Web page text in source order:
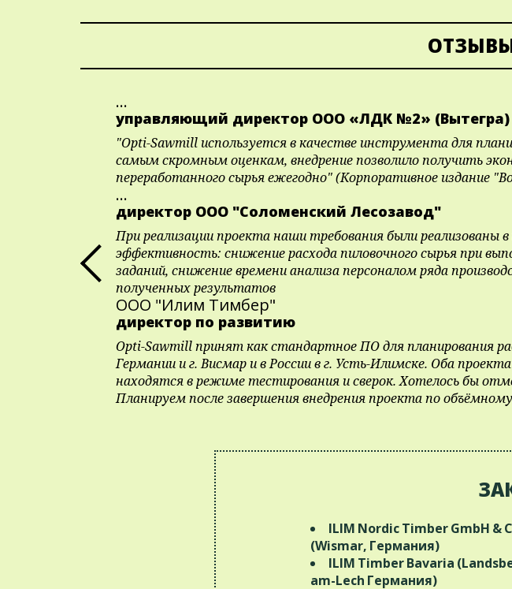
...
управляющий директор ООО «ЛДК №2» (Вытегра)
"Opti-Sawmill используется в качестве инструмента для
самым скромным оценкам, внедрение позволило получить
переработанного сырья ежегодно" (Корпоративное издание
...
директор ООО "Соломенский Лесозавод"
При реализации проекта наши требования были
эффективность: снижение расхода пиловочного сырья при
заданий, снижение времени анализа персоналом ряда
полученных результатов
ООО "Илим Тимбер"
директор по развитию
Opti-Sawmill принят как стандартное ПО для планирования
Германии и г. Висмар и в России в г. Усть-Илимске. Оба
находятся в режиме тестирования и сверок. Хотелось бы
Планируем после завершения внедрения проекта по
ILIM Nordic Timber GmbH &
(Wismar, Германия)
ILIM Timber Bavaria
am-Lech Германия)